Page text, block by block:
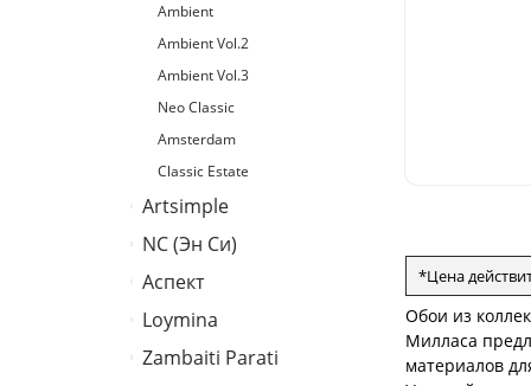
Ambient
Ambient Vol.2
Ambient Vol.3
Neo Classic
Amsterdam
Classic Estate
Artsimple
Geometry
NC (Эн Си)
Колор
Аспект
Аспект
Loymina
Hygge 2
Zambaiti Parati
*Цена
Обои из
Милласа
материалов